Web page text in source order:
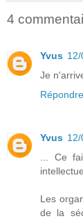
4
Yvus 12/
Je
Répondre
Yvus
... Ce
Les
de la